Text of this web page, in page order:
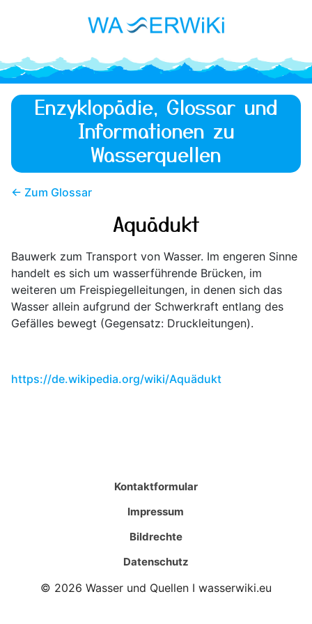
Enzyklopädie, Glossar und
Informationen zu
Wasserquellen
← Zum Glossar
Aquädukt
Bauwerk zum Transport von Wasser. Im engeren Sinne
handelt es sich um wasserführende Brücken, im
weiteren um Freispiegelleitungen, in denen sich das
Wasser allein aufgrund der Schwerkraft entlang des
Gefälles bewegt (Gegensatz: Druckleitungen).
https://de.wikipedia.org/wiki/Aquädukt
Kontaktformular
Impressum
Bildrechte
Datenschutz
© 2026 Wasser und Quellen I wasserwiki.eu